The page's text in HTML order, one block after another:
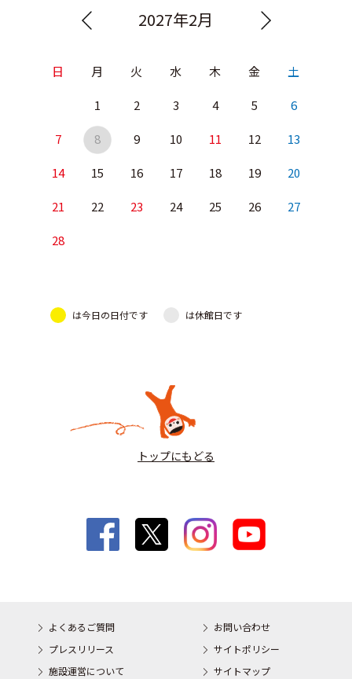
2027年2月
日 月 火 水 木 金 土
1 2 3 4 5 6
7 8 9 10 11 12 13
14 15 16 17 18 19 20
21 22 23 24 25 26 27
28
は今日の日付です は休館日です
トップにもどる
よくあるご質問
お問い合わせ
プレスリリース
サイトポリシー
施設運営について
サイトマップ